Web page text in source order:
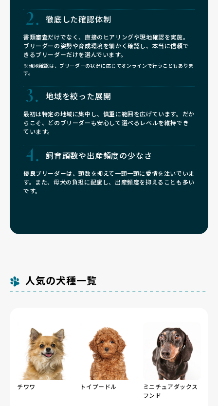
徹底した確認体制
書類審査だけでなく、直接のヒアリングや現地確認を実施。
ブリーダーの姿勢や育成環境を細かく確認し、本当に信頼で
きるブリーダーだけを選んでいます。
※現地確認は、ブリーダーの状況に応じてオンラインで行うこともありま
す。
地域を絞った展開
最初は特定の地域に集中し、慎重に範囲を広げています。だか
らこそ、どのブリーダーも安心して選べるレベルを維持でき
ています。
飼育頭数や出産頻度の少なさ
優良ブリーダーは、頭数を抑えて一頭一頭に愛情を注いでいま
す。また、母犬の負担に配慮し、出産頻度を抑えることも多い
です。
人気の犬種一覧
チワワ トイプードル
ミニチュアダックス
フンド